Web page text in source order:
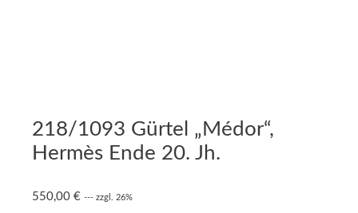
218/1093 Gürtel „Médor“,
Hermès Ende 20. Jh.
550,00 € --- zzgl. 26%